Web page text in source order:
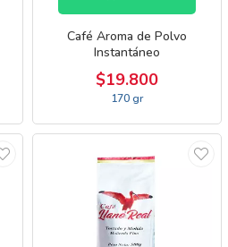
Café Aroma de Polvo
Instantáneo
$19.800
170 gr